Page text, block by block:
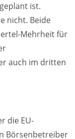
ist.
nicht. Beide
Mehrheit für
auch im dritten
die EU-
Börsenbetreiber